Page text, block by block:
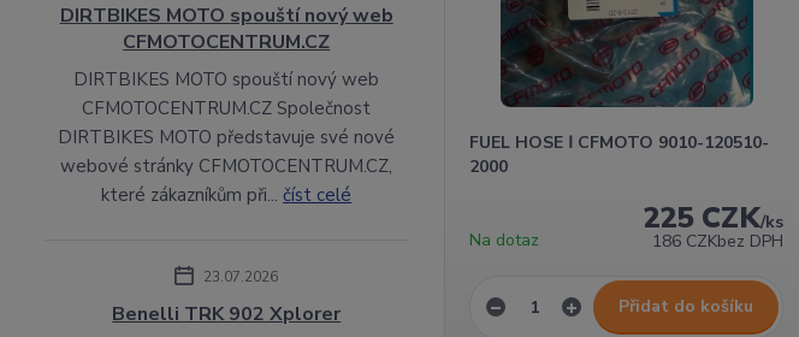
FUEL HOSE Ⅰ CFMOTO 9010-120510-
2000
225 CZK/ks
186 CZKbez DPH
Na dotaz
Přidat do košíku
DIRTBIKES MOTO spouští nový web
CFMOTOCENTRUM.CZ
DIRTBIKES MOTO spouští nový web
CFMOTOCENTRUM.CZ Společnost
DIRTBIKES MOTO představuje své nové
webové stránky CFMOTOCENTRUM.CZ,
které zákazníkům při...číst celé
23.07.2026
Benelli TRK 902 Xplorer